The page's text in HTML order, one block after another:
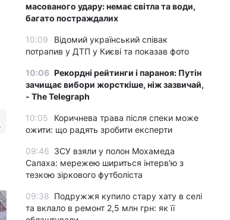
масованого удару: немає світла та води,
багато постраждалих
10:09
Відомий український співак
потрапив у ДТП у Києві та показав фото
10:06 Рекордні рейтинги і параноя: Путін
зачищає вибори жорсткіше, ніж зазвичай,
- The Telegraph
10:05
Коричнева трава після спеки може
ожити: що радять зробити експерти
09:46 ЗСУ взяли у полон Мохамеда
Салаха: мережею шириться інтерв'ю з
тезкою зіркового футболіста
09:38 Подружжя купило стару хату в селі
та вклало в ремонт 2,5 млн грн: як її